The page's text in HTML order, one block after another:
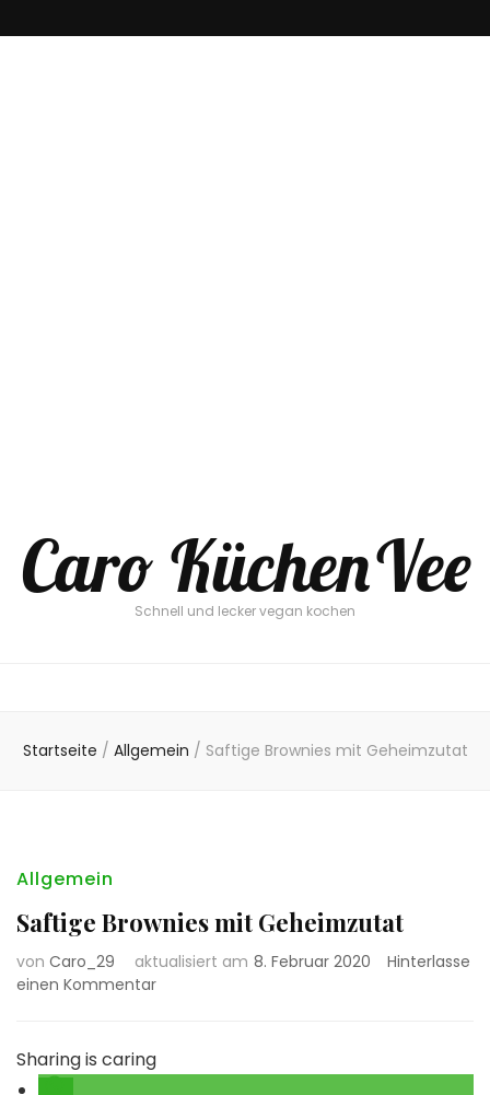
Caro KüchenVee
Schnell und lecker vegan kochen
Startseite / Allgemein / Saftige Brownies mit Geheimzutat
Allgemein
Saftige Brownies mit Geheimzutat
von Caro_29 aktualisiert am 8. Februar 2020
Hinterlasse
einen Kommentarzu
mit
Geheimzutat
Sharing is caring